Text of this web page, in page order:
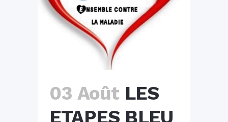
03 Août LES
ETAPES BLEU